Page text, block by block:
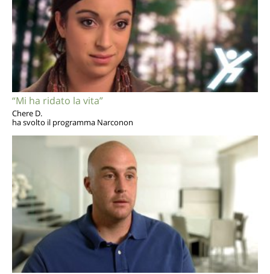
“Mi ha ridato la vita”
Chere D.
ha svolto il programma Narconon